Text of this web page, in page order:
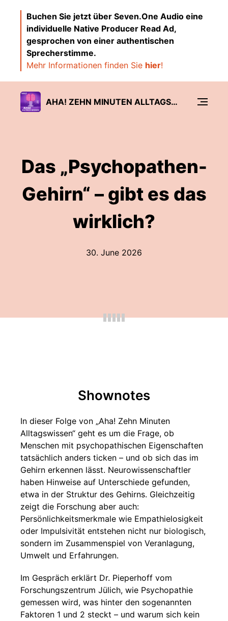
Buchen Sie jetzt über Seven.One Audio eine
individuelle Native Producer Read Ad,
gesprochen von einer authentischen
Sprecherstimme.
Mehr Informationen finden Sie hier!
AHA! ZEHN MINUTEN ALLTAGS-WISSEN
Das „Psychopathen-
Gehirn“ – gibt es das
wirklich?
30. June 2026
Shownotes
In dieser Folge von „Aha! Zehn Minuten
Alltagswissen“ geht es um die Frage, ob
Menschen mit psychopathischen Eigenschaften
tatsächlich anders ticken – und ob sich das im
Gehirn erkennen lässt. Neurowissenschaftler
haben Hinweise auf Unterschiede gefunden,
etwa in der Struktur des Gehirns. Gleichzeitig
zeigt die Forschung aber auch:
Persönlichkeitsmerkmale wie Empathielosigkeit
oder Impulsivität entstehen nicht nur biologisch,
sondern im Zusammenspiel von Veranlagung,
Umwelt und Erfahrungen.
Im Gespräch erklärt Dr. Pieperhoff vom
Forschungszentrum Jülich, wie Psychopathie
gemessen wird, was hinter den sogenannten
Faktoren 1 und 2 steckt – und warum sich kein